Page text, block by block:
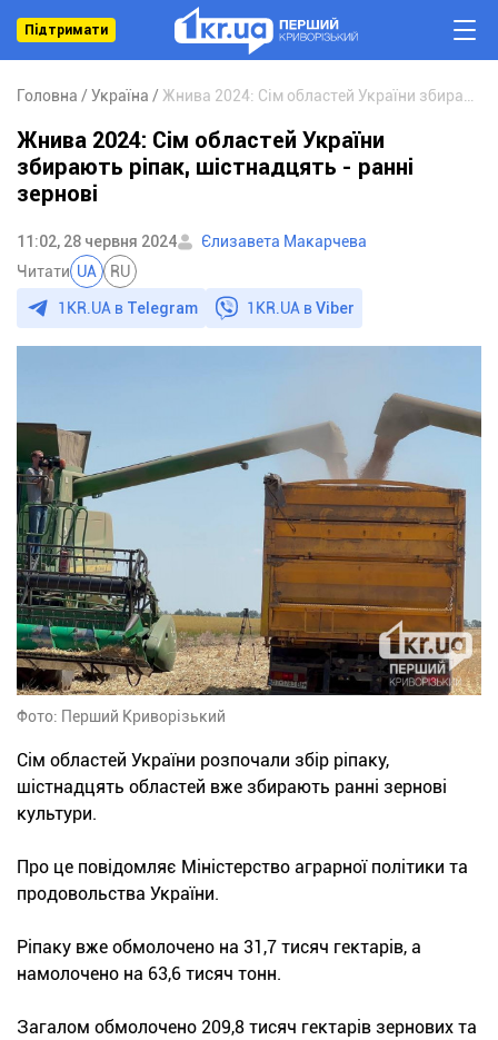
Підтримати
Головна Україна
Жнива 2024: Сім областей України
збирають ріпак, шістнадцять - ранні
зернові
11:02, 28 червня 2024
Єлизавета Макарчева
Читати UA RU
1KR.UA в Telegram 1KR.UA вViber
Фото: Перший Криворізький
Сім областей України розпочали збір ріпаку,
шістнадцять областей вже збирають ранні зернові
культури.
Про це повідомляє Міністерство аграрної політики та
продовольства України.
Ріпаку вже обмолочено на 31,7 тисяч гектарів, а
намолочено на 63,6 тисяч тонн.
Загалом обмолочено 209,8 тисяч гектарів зернових та